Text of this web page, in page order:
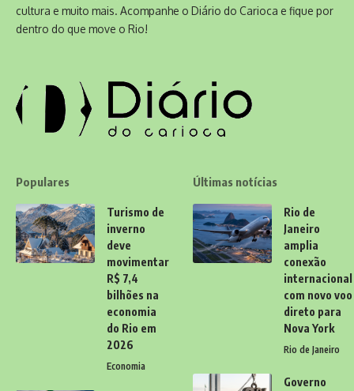
cultura e muito mais. Acompanhe o Diário do Carioca e fique por
dentro do que move o Rio!
Populares
Turismo de
inverno
deve
movimentar
R$ 7,4
bilhões na
economia
do Rio em
2026
Economia
Últimas notícias
Rio de
Janeiro
amplia
conexão
internacional
com novo voo
direto para
Nova York
Rio de Janeiro
Governo